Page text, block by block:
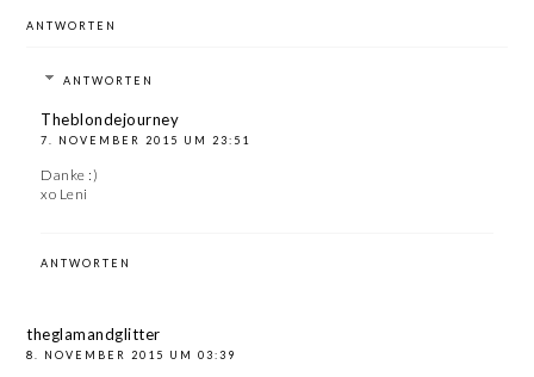
ANTWORTEN
ANTWORTEN
Theblondejourney
7. NOVEMBER 2015 UM 23:51
Danke :)
xo Leni
ANTWORTEN
theglamandglitter
8. NOVEMBER 2015 UM 03:39